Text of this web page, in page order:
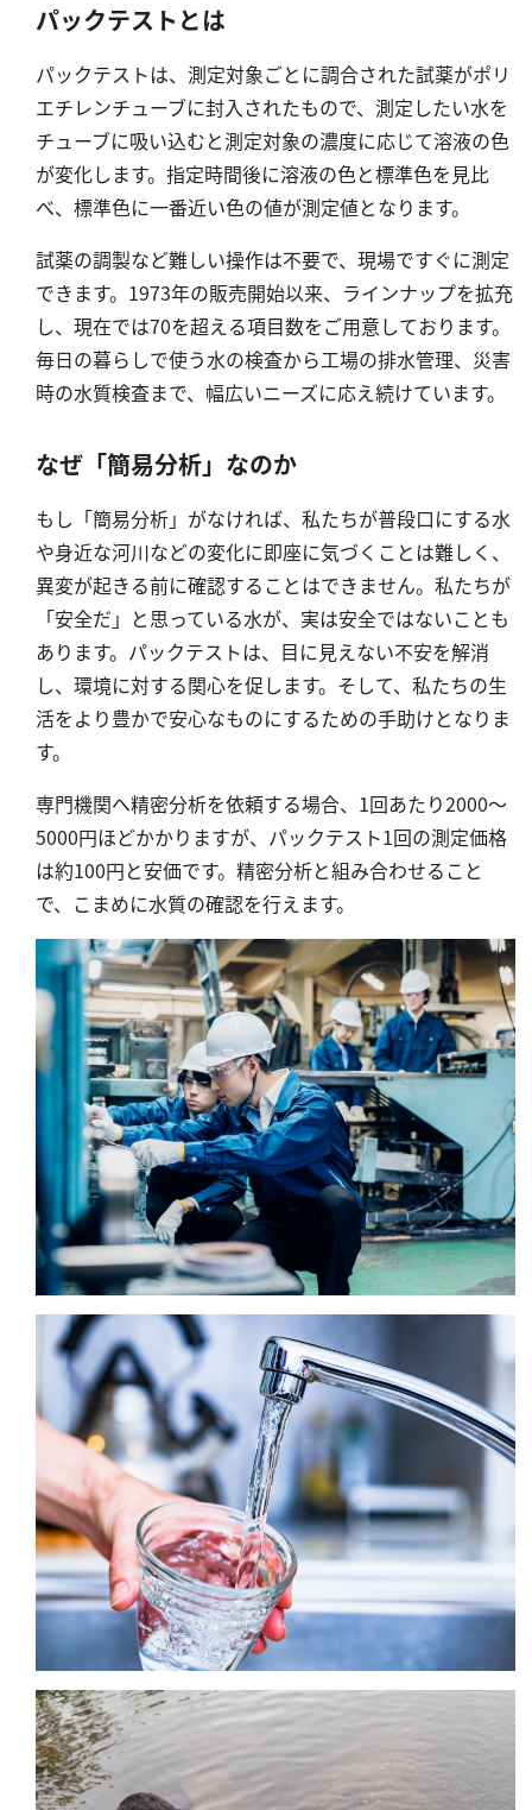
パックテストとは
パックテストは、測定対象ごとに調合された試薬がポリ
エチレンチューブに封入されたもので、測定したい水を
チューブに吸い込むと測定対象の濃度に応じて溶液の色
が変化します。指定時間後に溶液の色と標準色を見比
べ、標準色に一番近い色の値が測定値となります。
試薬の調製など難しい操作は不要で、現場ですぐに測定
できます。1973年の販売開始以来、ラインナップを拡充
し、現在では70を超える項目数をご用意しております。
毎日の暮らしで使う水の検査から工場の排水管理、災害
時の水質検査まで、幅広いニーズに応え続けています。
なぜ「簡易分析」なのか
もし「簡易分析」がなければ、私たちが普段口にする水
や身近な河川などの変化に即座に気づくことは難しく、
異変が起きる前に確認することはできません。私たちが
「安全だ」と思っている水が、実は安全ではないことも
あります。パックテストは、目に見えない不安を解消
し、環境に対する関心を促します。そして、私たちの生
活をより豊かで安心なものにするための手助けとなりま
す。
専門機関へ精密分析を依頼する場合、1回あたり2000～
5000円ほどかかりますが、パックテスト1回の測定価格
は約100円と安価です。精密分析と組み合わせること
で、こまめに水質の確認を行えます。
遊離残留塩素
硫黄
硫化物（硫化水素）
亜硫酸
硫酸
窒素
アンモニウム
亜硝酸
硝酸
全窒素
りん
りん酸
全りん
その他
塩化物
アルカリ度
pH
ほう素
シアン
界面活性剤
ふっ素
油分
ホルムアルデヒド
グルコース
過酸化水素
ヒドラジン
オゾン
フェノール
シリカ
ビタミンC
ひ素
アスベスト
グルタミン酸
吸光度
濁度|色度
溶存酸素